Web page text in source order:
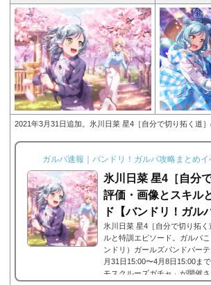
2021年3月31日追加。氷川日菜 星4［自分で切り拓く道］
ガルパ速報｜バンドリ！ガルパ攻略まとめ
氷川日菜 星4［自分
評価・画像とスキル
ド【バンドリ！ガル
氷川日菜 星4［自分で切り拓
ルと特訓エピソード。ガルパ
ンドリ）ガールズバンドパー
月31日15:00〜4月8日15:00ま
モスクルーズガチャ」が開催